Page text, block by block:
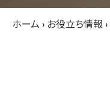
ホーム › お役立ち情報 ›